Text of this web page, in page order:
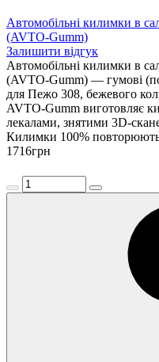
Автомобільні килимки в
(AVTO-Gumm)
Залишити відгук
Автомобільні килимки в
(AVTO-Gumm) — гумові
для Пежо 308, бежевого
AVTO-Gumm виготовляє
лекалами, знятими 3D-
Килимки 100%
1716грн